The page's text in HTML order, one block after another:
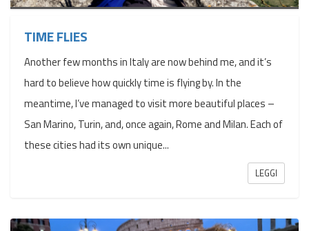
TIME FLIES
Another few months in Italy are now behind me, and it’s
hard to believe how quickly time is flying by. In the
meantime, I’ve managed to visit more beautiful places –
San Marino, Turin, and, once again, Rome and Milan. Each of
these cities had its own unique...
LEGGI